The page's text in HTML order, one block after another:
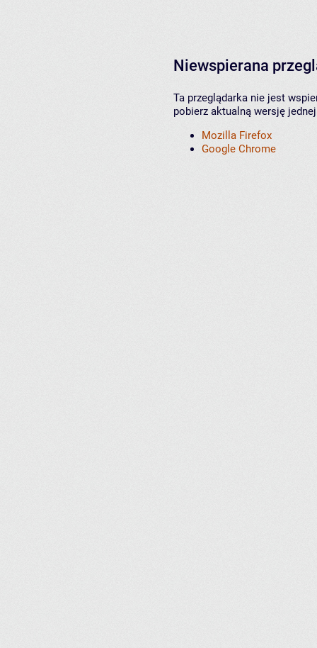
Niewspierana
Ta przeglądarka nie jest
pobierz aktualną wersję
Mozilla Firefox
Google Chrome